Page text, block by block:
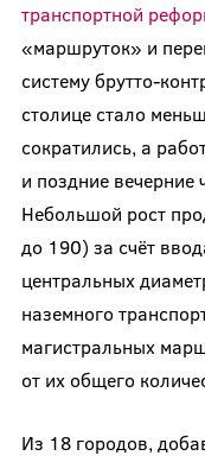
транспортной
«маршруток» и
систему брутто-
столице стало
сократились, а
и поздние вечерние
Небольшой рост
до 190) за счёт
центральных
наземного
магистральных
от их общего
Из 18 городов,